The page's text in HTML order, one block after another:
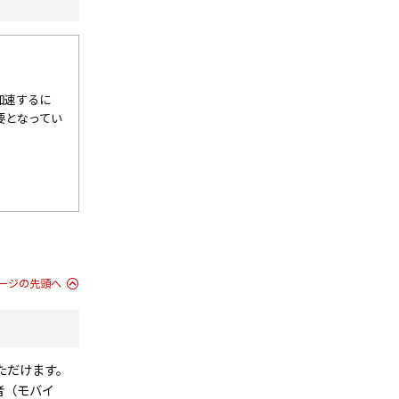
速するに
となってい
ジの先頭へ
けます。
モバイ